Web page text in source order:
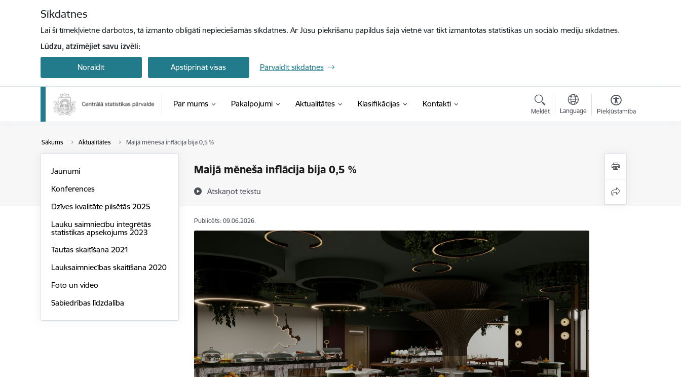
Sīkdatnes
Lai šī tīmekļvietne darbotos, tā izmanto obligāti nepieciešamās sīkdatnes. Ar Jūsu piekrišanu papildus šajā vietnē var tikt izmantotas statistikas un sociālo mediju sīkdatnes.
Lūdzu, atzīmējiet savu izvēli:
Noraidīt Apstiprināt visas Pārvaldīt sīkdatnes
Par mums Pakalpojumi Aktualitātes Klasifikācijas(Ārējā saite)
Kontakti
Meklēt Language Piekļūstamība
Sākums Aktualitātes Maijā mēneša inflācija bija 0,5 %
Maijā mēneša inflācija bija 0,5 %
Atskaņot tekstu
Jaunumi
Konferences
Dzīves kvalitāte pilsētās 2025
Lauku saimniecību integrētās
statistikas apsekojums 2023
Tautas skaitīšana 2021
Lauksaimniecības skaitīšana 2020
Foto un video
Sabiedrības līdzdalība
Publicēts: 09.06.2026.